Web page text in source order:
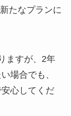
たなプランに
ますが、2年
場合でも、
心してくだ